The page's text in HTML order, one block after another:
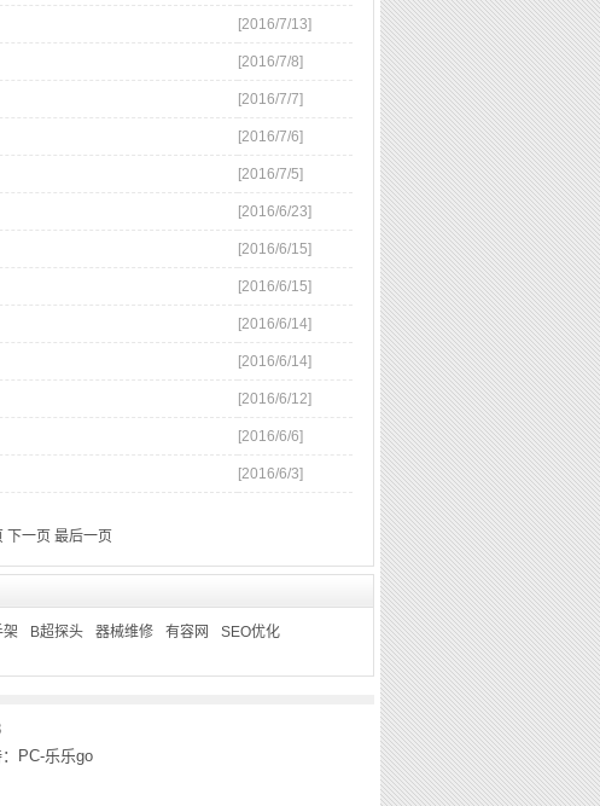
[2016/7/13]
[2016/7/8]
[2016/7/7]
[2016/7/6]
[2016/7/5]
[2016/6/23]
[2016/6/15]
[2016/6/15]
[2016/6/14]
[2016/6/14]
[2016/6/12]
[2016/6/6]
[2016/6/3]
下一页 最后一页
架 B超探头 器械维修 有容网
SEO优化
PC-乐乐go